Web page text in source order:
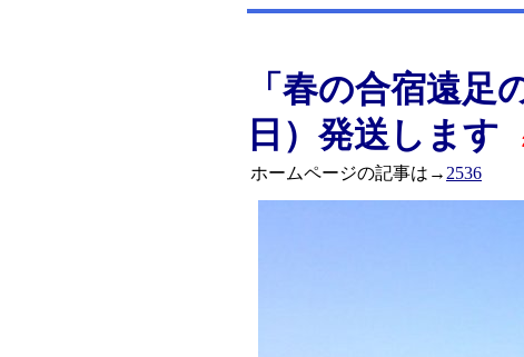
「春の合宿遠
日）発送します
ホームページの記事は→ 2536